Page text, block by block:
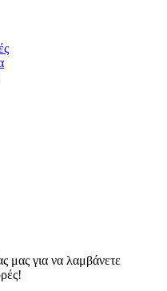
μας για να λαμβάνετε